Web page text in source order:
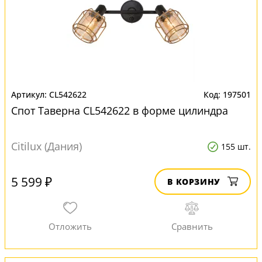
CL542622 197501
Спот Таверна CL542622 в форме цилиндра
Citilux (Дания) 155 шт.
5 599 ₽ В КОРЗИНУ